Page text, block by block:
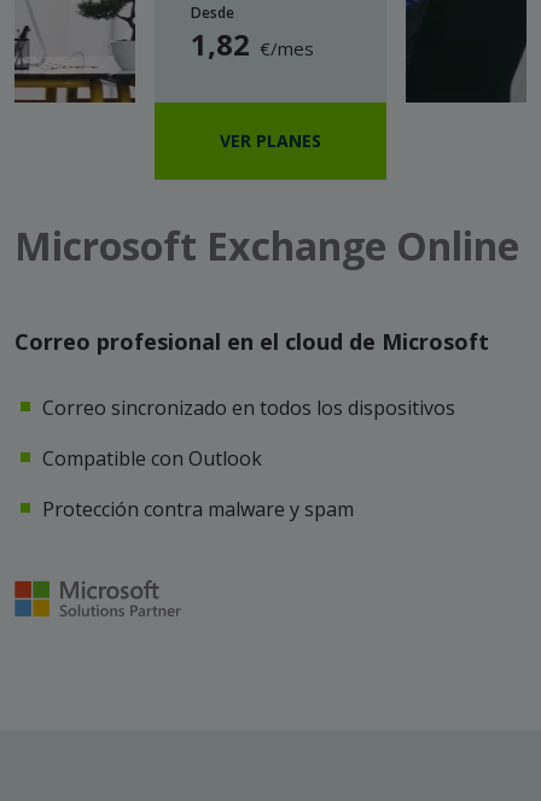
Desde
1,82 €/mes
VER PLANES
Microsoft Exchange Online
Correo profesional en el cloud de Microsoft
Correo sincronizado en todos los dispositivos
Compatible con Outlook
Protección contra malware y spam